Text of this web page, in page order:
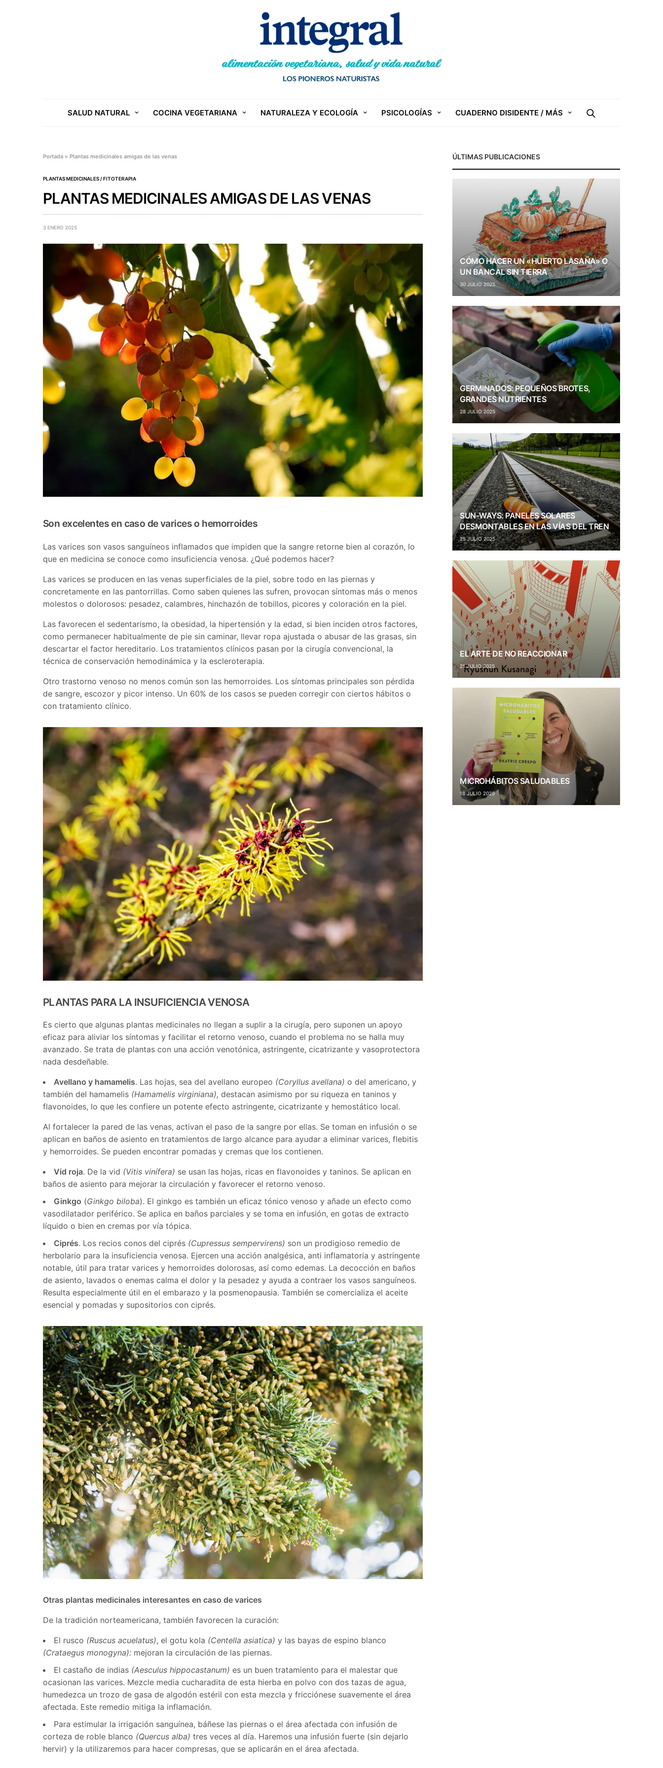
SALUD NATURAL COCINA VEGETARIANA NATURALEZA Y ECOLOGÍA PSICOLOGÍAS CUADERNO DISIDENTE / MÁS
Portada » Plantas medicinales amigas de las venas
PLANTAS MEDICINALES / FITOTERAPIA
PLANTAS MEDICINALES AMIGAS DE LAS VENAS
3 ENERO 2025
Son excelentes en caso de varices o hemorroides
Las varices son vasos sanguíneos inflamados que impiden que la sangre retorne bien al corazón, lo
que en medicina se conoce como insuficiencia venosa. ¿Qué podemos hacer?
Las varices se producen en las venas superficiales de la piel, sobre todo en las piernas y
concretamente en las pantorrillas. Como saben quienes las sufren, provocan síntomas más o menos
molestos o dolorosos: pesadez, calambres, hinchazón de tobillos, picores y coloración en la piel.
Las favorecen el sedentarismo, la obesidad, la hipertensión y la edad, si bien inciden otros factores,
como permanecer habitualmente de pie sin caminar, llevar ropa ajustada o abusar de las grasas, sin
descartar el factor hereditario. Los tratamientos clínicos pasan por la cirugía convencional, la
técnica de conservación hemodinámica y la escleroterapia.
Otro trastorno venoso no menos común son las hemorroides. Los síntomas principales son pérdida
de sangre, escozor y picor intenso. Un 60% de los casos se pueden corregir con ciertos hábitos o
con tratamiento clínico.
PLANTAS PARA LA INSUFICIENCIA VENOSA
Es cierto que algunas plantas medicinales no llegan a suplir a la cirugía, pero suponen un apoyo
eficaz para aliviar los síntomas y facilitar el retorno venoso, cuando el problema no se halla muy
avanzado. Se trata de plantas con una acción venotónica, astringente, cicatrizante y vasoprotectora
nada desdeñable.
Avellano y hamamelis. Las hojas, sea del avellano europeo (Coryllus avellana) o del americano, y
también del hamamelis (Hamamelis virginiana), destacan asimismo por su riqueza en taninos y
flavonoides, lo que les confiere un potente efecto astringente, cicatrizante y hemostático local.
Al fortalecer la pared de las venas, activan el paso de la sangre por ellas. Se toman en infusión o se
aplican en baños de asiento en tratamientos de largo alcance para ayudar a eliminar varices, flebitis
y hemorroides. Se pueden encontrar pomadas y cremas que los contienen.
Vid roja. De la vid (Vitis vinífera) se usan las hojas, ricas en flavonoides y taninos. Se aplican en
baños de asiento para mejorar la circulación y favorecer el retorno venoso.
Ginkgo (Ginkgo biloba). El ginkgo es también un eficaz tónico venoso y añade un efecto como
vasodilatador periférico. Se aplica en baños parciales y se toma en infusión, en gotas de extracto
líquido o bien en cremas por vía tópica.
Ciprés. Los recios conos del ciprés (Cupressus sempervirens) son un prodigioso remedio de
herbolario para la insuficiencia venosa. Ejercen una acción analgésica, anti inflamatoria y astringente
notable, útil para tratar varices y hemorroides dolorosas, así como edemas. La decocción en baños
de asiento, lavados o enemas calma el dolor y la pesadez y ayuda a contraer los vasos sanguíneos.
Resulta especialmente útil en el embarazo y la posmenopausia. También se comercializa el aceite
esencial y pomadas y supositorios con ciprés.
Otras plantas medicinales interesantes en caso de varices
De la tradición norteamericana, también favorecen la curación:
El rusco (Ruscus acuelatus), el gotu kola (Centella asiatica) y las bayas de espino blanco
(Crataegus monogyna): mejoran la circulación de las piernas.
El castaño de indias (Aesculus hippocastanum) es un buen tratamiento para el malestar que
ocasionan las varices. Mezcle media cucharadita de esta hierba en polvo con dos tazas de agua,
humedezca un trozo de gasa de algodón estéril con esta mezcla y fricciónese suavemente el área
afectada. Este remedio mitiga la inflamación.
Para estimular la irrigación sanguínea, báñese las piernas o el área afectada con infusión de
corteza de roble blanco (Quercus alba) tres veces al día. Haremos una infusión fuerte (sin dejarlo
hervir) y la utilizaremos para hacer compresas, que se aplicarán en el área afectada.
ÚLTIMAS PUBLICACIONES
CÓMO HACER UN «HUERTO LASAÑA» O
UN BANCAL SIN TIERRA
30 JULIO 2025
GERMINADOS: PEQUEÑOS BROTES,
GRANDES NUTRIENTES
28 JULIO 2025
SUN-WAYS: PANELES SOLARES
DESMONTABLES EN LAS VÍAS DEL TREN
25 JULIO 2025
EL ARTE DE NO REACCIONAR
21 JULIO 2025
MICROHÁBITOS SALUDABLES
18 JULIO 2025